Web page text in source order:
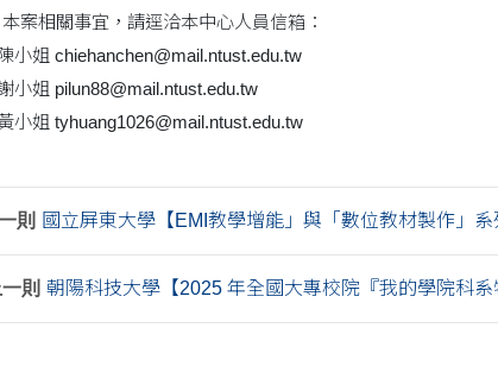
案相關事宜，請逕洽本中心人員信箱：
小姐 chiehanchen@mail.ntust.edu.tw
小姐 pilun88@mail.ntust.edu.tw
小姐 tyhuang1026@mail.ntust.edu.tw
則 國立屏東大學【EMI教學增能」與「數位教材製作」系
一則 朝陽科技大學【2025 年全國大專校院『我的學院科